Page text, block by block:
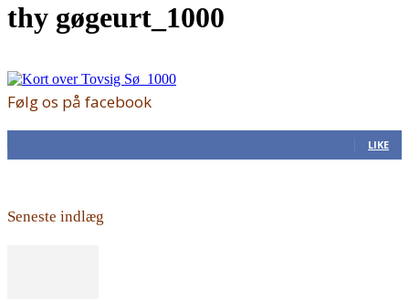
thy gøgeurt_1000
Følg os på facebook
LIKE
Seneste indlæg